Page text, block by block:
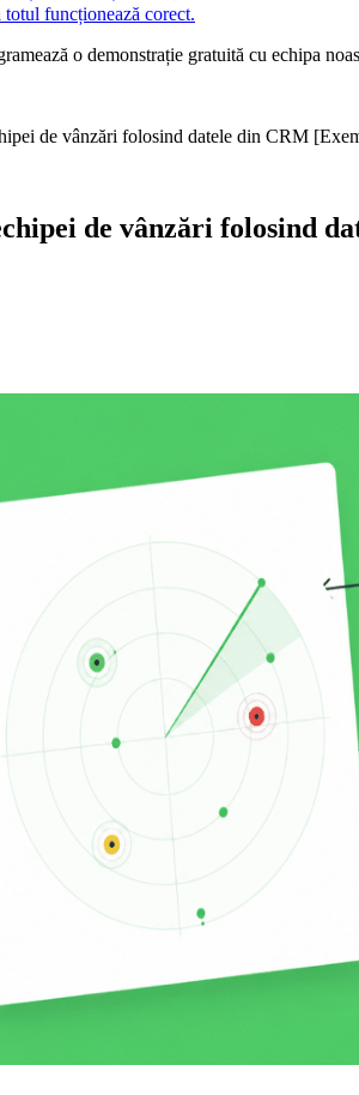
totul funcționează corect.
o demonstrație gratuită cu echipa
de vânzări folosind datele din CRM
de vânzări folosind